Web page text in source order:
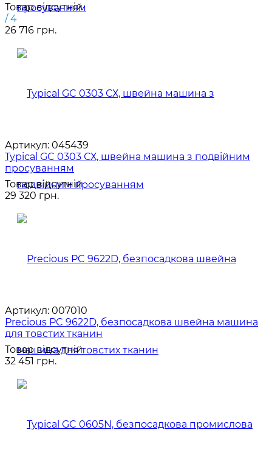
Товар відсутній
/ 4
26 716 грн.
Артикул: 045439
Typical GC 0303 СХ, швейна машина з подвійним
просуванням
Товар відсутній
29 320 грн.
Артикул: 007010
Precious PC 9622D, безпосадкова швейна машина
для товстих тканин
Товар відсутній
32 451 грн.